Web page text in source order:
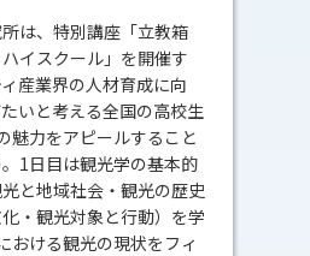
は、特別講座「立教箱
イスクール」を開催す
産業界の人材育成に向
いと考える全国の高校生
魅力をアピールすること
1日目は観光学の基本的
と地域社会・観光の歴史
・観光対象と行動）を学
おける観光の現状をフィ